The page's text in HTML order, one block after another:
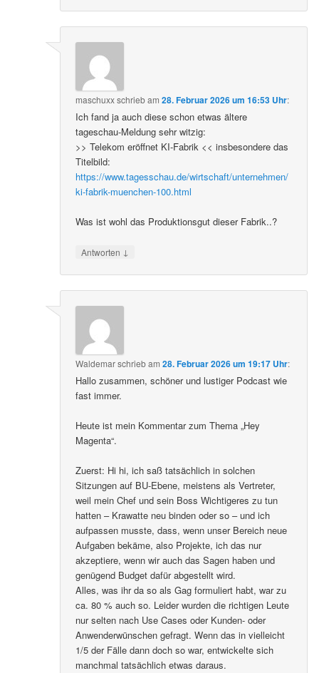
maschuxxschriebam28. Februar 2026 um 16:53 Uhr:
Ich fand ja auch diese schon etwas ältere
tageschau-Meldung sehr witzig:
>> Telekom eröffnet KI-Fabrik << insbesondere das
Titelbild:
https://www.tagesschau.de/wirtschaft/unternehmen/
ki-fabrik-muenchen-100.html
Was ist wohl das Produktionsgut dieser Fabrik..?
Antworten ↓
Waldemarschriebam28. Februar 2026 um 19:17 Uhr:
Hallo zusammen, schöner und lustiger Podcast wie
fast immer.
Heute ist mein Kommentar zum Thema „Hey
Magenta“.
Zuerst: Hi hi, ich saß tatsächlich in solchen
Sitzungen auf BU-Ebene, meistens als Vertreter,
weil mein Chef und sein Boss Wichtigeres zu tun
hatten – Krawatte neu binden oder so – und ich
aufpassen musste, dass, wenn unser Bereich neue
Aufgaben bekäme, also Projekte, ich das nur
akzeptiere, wenn wir auch das Sagen haben und
genügend Budget dafür abgestellt wird.
Alles, was ihr da so als Gag formuliert habt, war zu
ca. 80 % auch so. Leider wurden die richtigen Leute
nur selten nach Use Cases oder Kunden- oder
Anwenderwünschen gefragt. Wenn das in vielleicht
1/5 der Fälle dann doch so war, entwickelte sich
manchmal tatsächlich etwas daraus.